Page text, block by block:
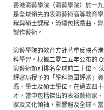
香港演藝學院（演藝學院）於一
是全球領先的表演藝術高等教育
程與碩士課程，範疇包括戲曲、
製作藝術。
演藝學院的教育方針著重反映香
科學習。根據二零二五年公布的
演藝術類別排名全球前二十位。
評審局授予的「學科範圍評審」
憑、學士及碩士學位。在過去四
才，當中包括傑出的表演藝術家
家及文化領袖，影響遍及全球。